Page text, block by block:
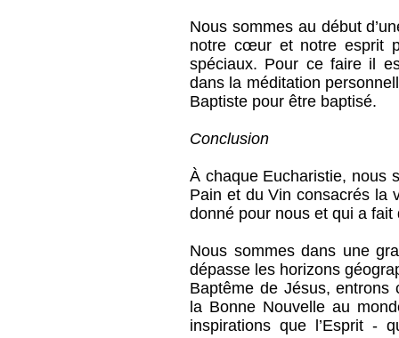
Nous sommes au début
notre cœur et notre esprit
spéciaux. Pour ce faire il
dans la méditation
Baptiste pour être baptisé.
Conclusion
À chaque Eucharistie, nous
Pain et du Vin consacrés la
donné pour nous et qui a
Nous sommes dans une
dépasse les horizons
Baptême de Jésus, entrons
la Bonne Nouvelle au
inspirations que l’Esprit -